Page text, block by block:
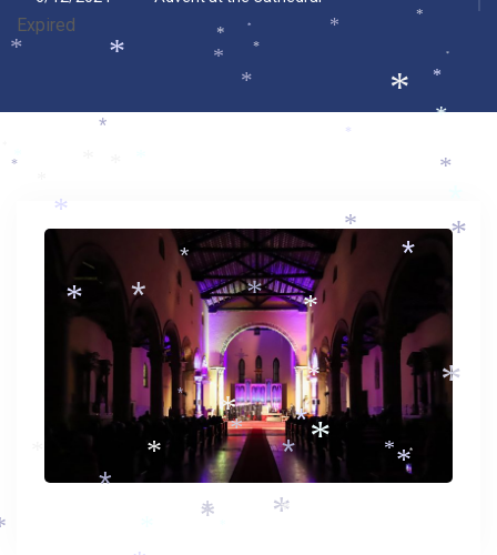
Expired
*
*
*
*
*
*
*
*
*
*
*
*
*
*
*
*
*
*
*
*
*
*
*
*
*
*
*
*
*
*
*
*
*
*
*